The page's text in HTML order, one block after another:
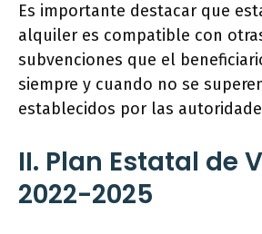
Es importante destacar que
alquiler es compatible con
subvenciones que el
siempre y cuando no se
establecidos por las
II. Plan Estatal de
2022-2025